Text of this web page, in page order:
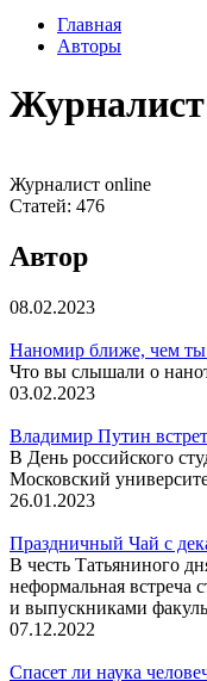
Главная
Авторы
Журналист online
Статей: 476
Автор
08.02.2023
Наномир ближе, чем
Что вы слышали о
03.02.2023
Владимир Путин
В День российского
Московский
26.01.2023
Праздничный Чай с
В честь Татьяниного
неформальная встреча
и выпускниками
07.12.2022
Спасет ли наука